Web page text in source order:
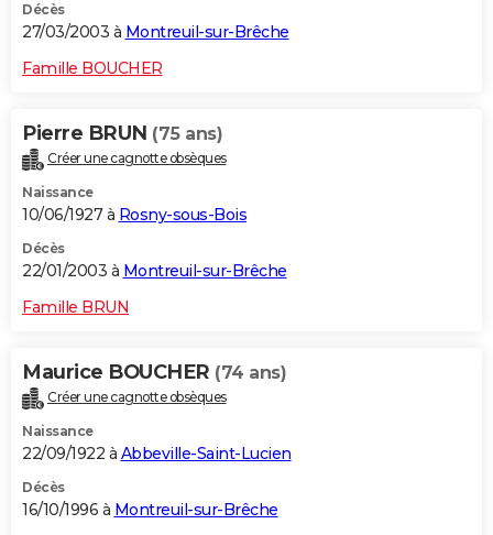
Décès
27/03/2003 à Montreuil-sur-Brêche
Famille BOUCHER
Pierre BRUN (75 ans)
Créer une cagnotte obsèques
Naissance
10/06/1927 à Rosny-sous-Bois
Décès
22/01/2003 à Montreuil-sur-Brêche
Famille BRUN
Maurice BOUCHER (74 ans)
Créer une cagnotte obsèques
Naissance
22/09/1922 à Abbeville-Saint-Lucien
Décès
16/10/1996 à Montreuil-sur-Brêche